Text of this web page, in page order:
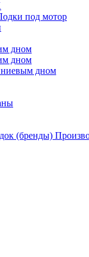
под мотор
дном
дном
дном